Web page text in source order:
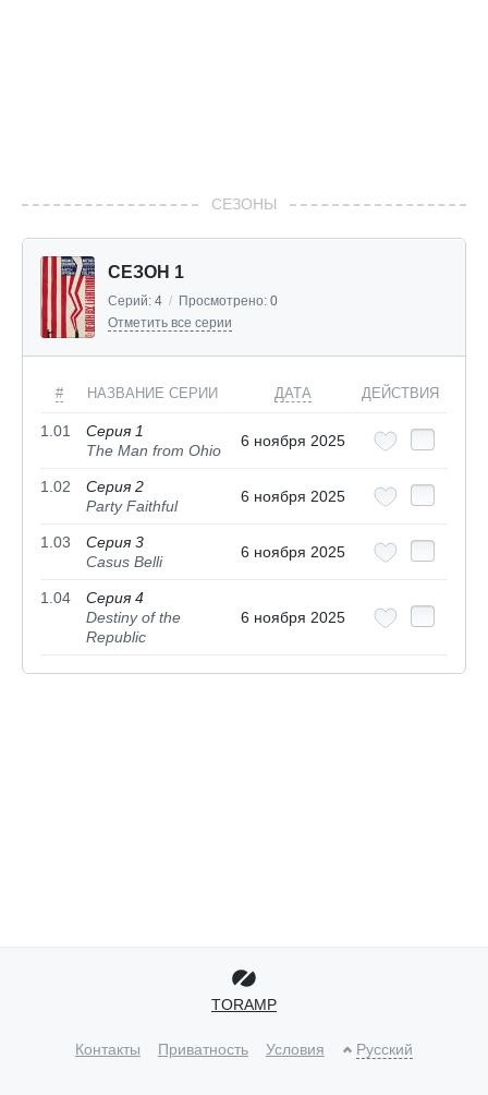
СЕЗОНЫ
СЕЗОН 1
Серий: 4 / Просмотрено: 0
Отметить все серии
# НАЗВАНИЕ СЕРИИ ДАТА ДЕЙСТВИЯ
1.01
Серия 1
The Man from Ohio
6 ноября 2025
1.02
Серия 2
Party Faithful
6 ноября 2025
1.03
Серия 3
Casus Belli
6 ноября 2025
1.04
Серия 4
Destiny of the
Republic
6 ноября 2025
TORAMP
Контакты Приватность Условия Русский